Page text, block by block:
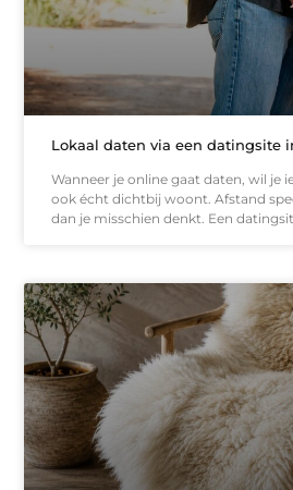
Lokaal daten via een datingsite
Wanneer je online gaat daten, wil je
ook écht dichtbij woont. Afstand
dan je misschien denkt. Een